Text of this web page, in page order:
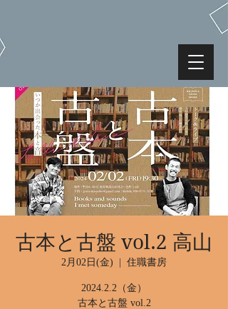
古本と古盤 vol.2 高山
2月02日(金) 住職書房
2024.2.2（金）
古本と古盤 vol.2